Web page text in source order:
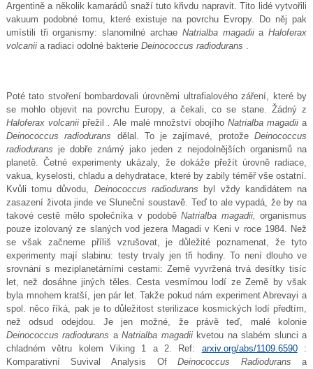
Argentině a několik kamarádů snaží tuto křivdu napravit. Tito lidé vytvořili
vakuum podobné tomu, které existuje na povrchu Evropy. Do něj pak
umístili tři organismy: slanomilné archae Natrialba magadiiaHaloferax
volcaniia radiaci odolné bakterie Deinococcus radiodurans .
Poté tato stvoření bombardovali úrovněmi ultrafialového záření, které by
se mohlo objevit na povrchu Europy, a čekali, co se stane. Žádný z
Haloferax volcanii přežil. Ale malé množství obojího Natrialba magadiia
Deinococcus radiodurans dělal. To je zajímavé, protožeDeinococcus
radiodurans je dobře známý jako jeden z nejodolnějších organismů na
planetě. Četné experimenty ukázaly, že dokáže přežít úrovně radiace,
vakua, kyselosti, chladu a dehydratace, které by zabily téměř vše ostatní.
Kvůli tomu důvodu, Deinococcus radiodurans byl vždy kandidátem na
zasazení života jinde ve Sluneční soustavě. Teď to ale vypadá, že by na
takové cestě mělo společníka v podoběNatrialba magadii, organismus
pouze izolovaný ze slaných vod jezera Magadi v Keni v roce 1984. Než
se však začneme příliš vzrušovat, je důležité poznamenat, že tyto
experimenty mají slabinu: testy trvaly jen tři hodiny. To není dlouho ve
srovnání s meziplanetárními cestami: Země vyvržená trvá desítky tisíc
let, než dosáhne jiných těles. Cesta vesmírnou lodí ze Země by však
byla mnohem kratší, jen pár let. Takže pokud nám experiment Abrevayi a
spol. něco říká, pak je to důležitost sterilizace kosmických lodí předtím,
než odsud odejdou. Je jen možné, že právě teď, malé kolonie
Deinococcus radiodurans aNatrialba magadiikvetou na slabém slunci a
chladném větru kolem Viking 1 a 2. Ref: arxiv.org/abs/1109.6590:
Komparativní Suvival Analysis OfDeinococcus Radiodurans a